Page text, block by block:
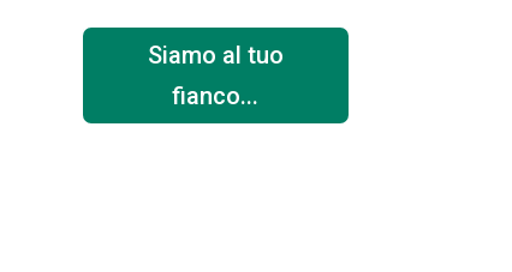
Siamo al tuo
fianco...